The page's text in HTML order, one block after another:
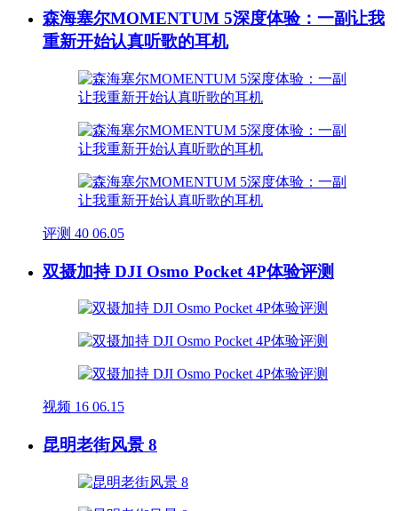
森海塞尔MOMENTUM 5深度体验：一副让我
重新开始认真听歌的耳机
评测 40 06.05
双摄加持 DJI Osmo Pocket 4P体验评测
视频 16 06.15
昆明老街风景 8